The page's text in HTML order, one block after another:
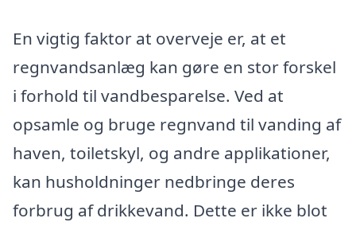
En vigtig faktor at overveje er, at et
regnvandsanlæg kan gøre en stor forskel
i forhold til vandbesparelse. Ved at
opsamle og bruge regnvand til vanding af
haven, toiletskyl, og andre applikationer,
kan husholdninger nedbringe deres
forbrug af drikkevand. Dette er ikke blot